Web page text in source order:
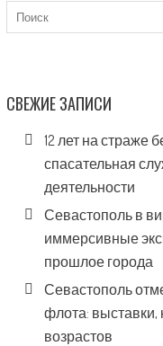
СВЕЖИЕ ЗАПИСИ
12 лет на страже
спасательная
деятельности
Севастополь в
иммерсивные
прошлое города
Севастополь
флота: выставки,
возрастов